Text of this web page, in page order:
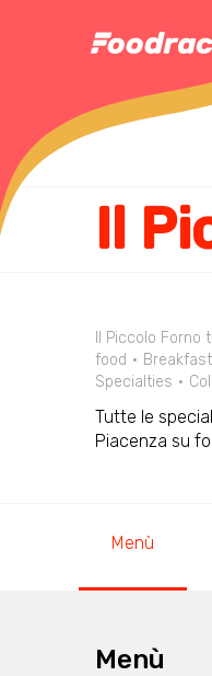
Il
Il Piccolo
food
Breakfast
Specialties
Tutte le
Piacenza su
Menù
Menù